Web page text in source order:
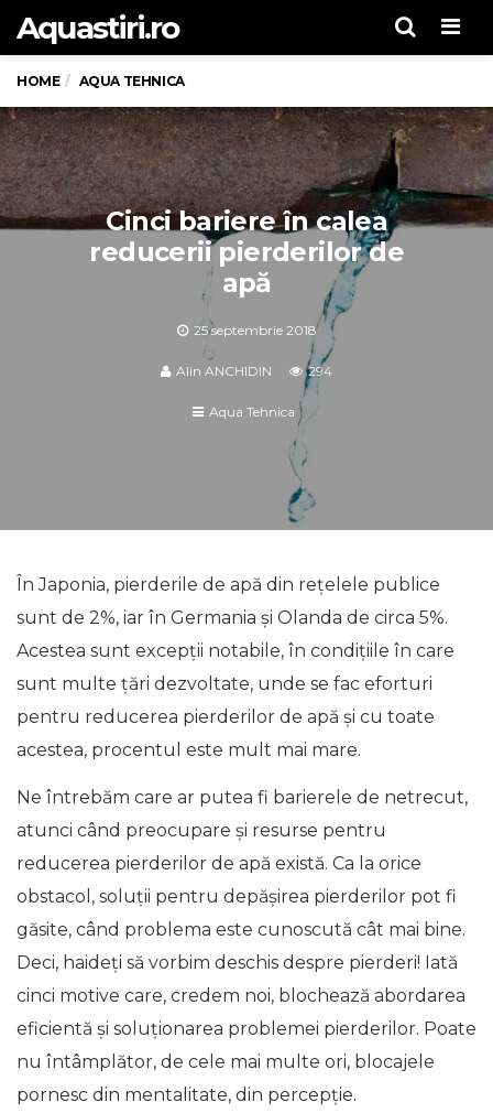
Aquastiri.ro
HOME AQUA TEHNICA
Cinci bariere în calea
reducerii pierderilor de
apă
25 septembrie 2018
Alin ANCHIDIN 294
Aqua Tehnica
În Japonia, pierderile de apă din rețelele publice
sunt de 2%, iar în Germania și Olanda de circa 5%.
Acestea sunt excepții notabile, în condițiile în care
sunt multe țări dezvoltate, unde se fac eforturi
pentru reducerea pierderilor de apă și cu toate
acestea, procentul este mult mai mare.
Ne întrebăm care ar putea fi barierele de netrecut,
atunci când preocupare și resurse pentru
reducerea pierderilor de apă există. Ca la orice
obstacol, soluții pentru depășirea pierderilor pot fi
găsite, când problema este cunoscută cât mai bine.
Deci, haideți să vorbim deschis despre pierderi! Iată
cinci motive care, credem noi, blochează abordarea
eficientă și soluționarea problemei pierderilor. Poate
nu întâmplător, de cele mai multe ori, blocajele
pornesc din mentalitate, din percepție.